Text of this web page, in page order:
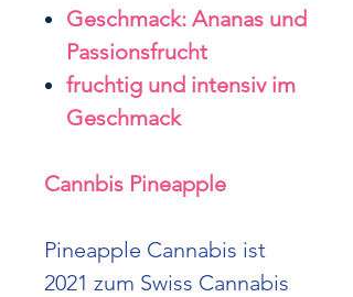
Geschmack: Ananas und
Passionsfrucht
fruchtig und intensiv im
Geschmack
Cannbis Pineapple
Pineapple Cannabis ist
2021 zum Swiss Cannabis